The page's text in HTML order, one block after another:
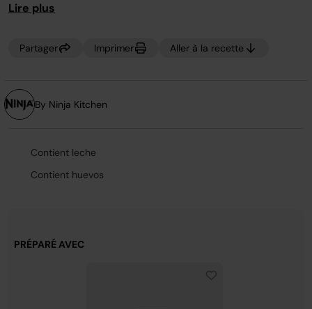
Lire plus
Partager Imprimer Aller à la recette
By Ninja Kitchen
Contient leche
Contient huevos
PRÉPARÉ AVEC